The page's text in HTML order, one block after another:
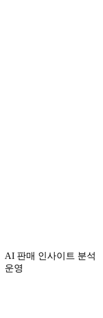
AI 판매 인사이트 분석
운영